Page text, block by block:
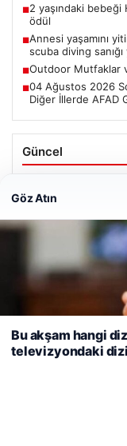
■2 yaşındaki
ödül
■Annesi yaşamını
scuba diving sanığı
■Outdoor Mutfaklar
■04 Ağustos 2026
Diğer İllerde AFAD
Güncel
oldu? Gram, çeyrek,
fiyatları
personele ödül
Web sitemizi nasıl
deneyiminizi
kullanıyoruz.
Çerez
Reddet
Göz Atın
Bu akşam hangi
televizyondaki